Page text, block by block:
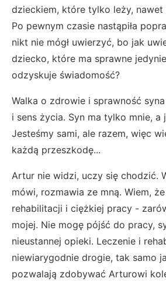
dzieckiem, które tylko leży, nawet
Po pewnym czasie nastąpiła
nikt nie mógł uwierzyć, bo jak
dziecko, które ma sprawne
odzyskuje świadomość?
Walka o zdrowie i sprawność
i sens życia. Syn ma tylko mnie, a
Jesteśmy sami, ale razem, więc
każdą przeszkodę...
Artur nie widzi, uczy się chodzić.
mówi, rozmawia ze mną. Wiem, że
rehabilitacji i ciężkiej pracy -
mojej. Nie mogę pójść do pracy,
nieustannej opieki. Leczenie i
niewiarygodnie drogie, tak samo
pozwalają zdobywać Arturowi